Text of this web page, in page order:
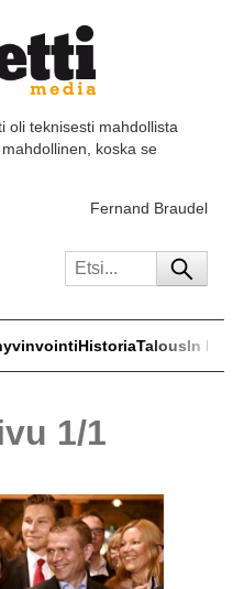
oli teknisesti mahdollista
koska se
Fernand Braudel
HistoriaTalousIn
1/1